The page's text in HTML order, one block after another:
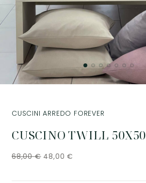
CUSCINO TWILL 50X50
CUSCINI ARREDO FOREVER
68,00€ 48,00€